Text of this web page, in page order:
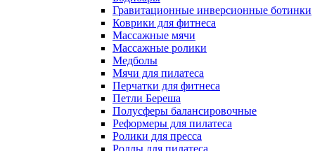
Гравитационные инверсионные ботинки
Коврики для фитнеса
Массажные мячи
Массажные ролики
Медболы
Мячи для пилатеса
Перчатки для фитнеса
Петли Береша
Полусферы балансировочные
Реформеры для пилатеса
Ролики для пресса
Роллы для пилатеса